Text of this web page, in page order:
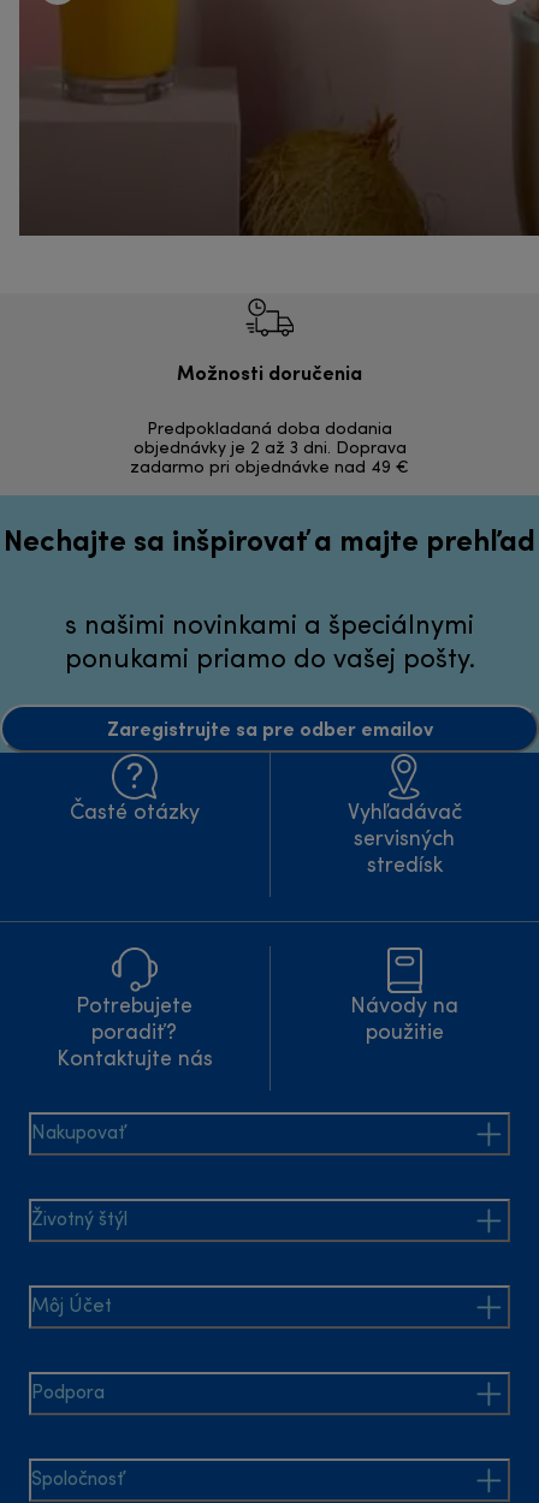
Možnosti doručenia
Predpokladaná doba dodania
objednávky je 2 až 3 dni. Doprava
zadarmo pri objednávke nad 49 €
Nechajte sa inšpirovať a majte prehľad
s našimi novinkami a špeciálnymi
ponukami priamo do vašej pošty.
Zaregistrujte sa pre odber emailov
Časté otázky
Vyhľadávač
servisných
stredísk
Potrebujete
poradiť?
Kontaktujte nás
Návody na
použitie
Nakupovať
Životný štýl
Môj Účet
Podpora
Spoločnosť